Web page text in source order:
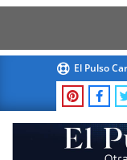
content
El Pulso